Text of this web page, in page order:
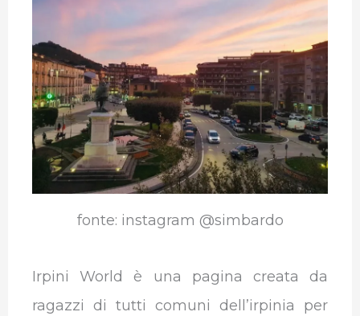
o
o
k
e
r I
A
p
p
g
a
m
l
r
fonte: instagram @simbardo
Irpini World è una pagina creata da
ragazzi di tutti comuni dell’irpinia per